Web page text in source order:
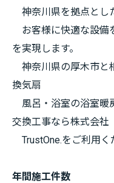
神奈川県を拠点とし
お客様に快適な設備
を実現します。
神奈川県の厚木市と
換気扇
風呂・浴室の浴室暖
交換工事なら株式会社
TrustOne.をご利用く
年間施工件数